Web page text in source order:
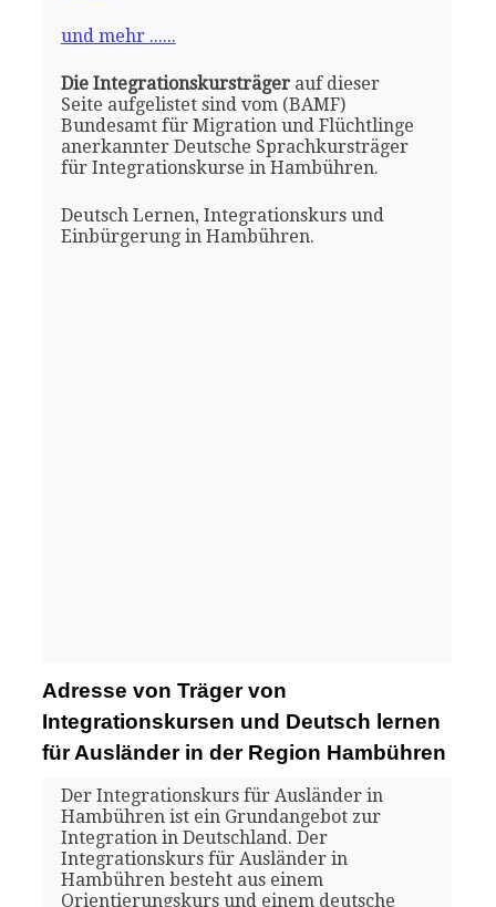
und mehr ......
Die Integrationskursträgerauf dieser
Seite aufgelistet sind vom (BAMF)
Bundesamt für Migration und Flüchtlinge
anerkannter Deutsche Sprachkursträger
für Integrationskurse in Hambühren.
Deutsch Lernen, Integrationskurs und
Einbürgerung in Hambühren.
Adresse von Träger von
Integrationskursen und Deutsch lernen
für Ausländer in der Region Hambühren
Der Integrationskurs für Ausländer in
Hambühren ist ein Grundangebot zur
Integration in Deutschland. Der
Integrationskurs für Ausländer in
Hambühren besteht aus einem
Orientierungskurs und einem deutsche